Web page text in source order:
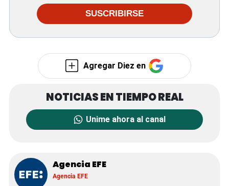
SUSCRIBIRSE
Agregar Diez en
Unime ahora al canal
Agencia EFE
Agencia EFE